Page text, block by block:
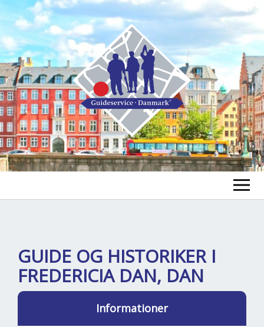
SPLENDID SPOTS
BOOKING
LOG IND
GUIDE OG HISTORIKER I
FREDERICIA DAN, DAN
Informationer